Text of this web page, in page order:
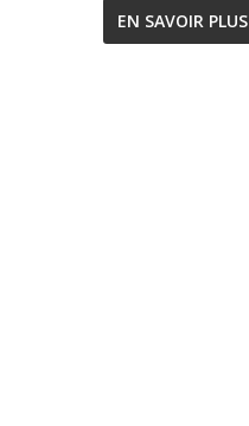
EN SAVOIR PLUS